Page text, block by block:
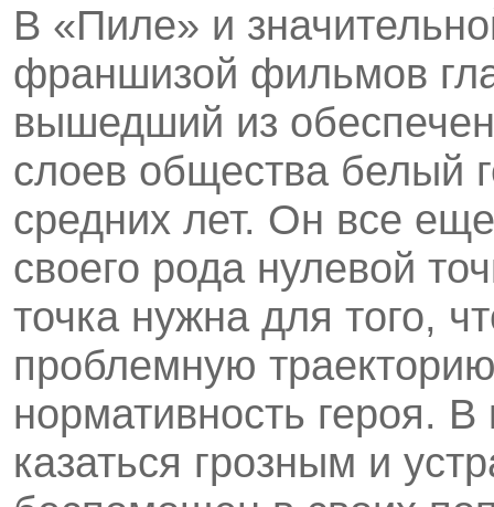
В «Пиле» и
франшизой фильмов
вышедший из
слоев общества белый
средних лет. Он все
своего рода нулевой
точка нужна для того,
проблемную
нормативность героя.
казаться грозным и